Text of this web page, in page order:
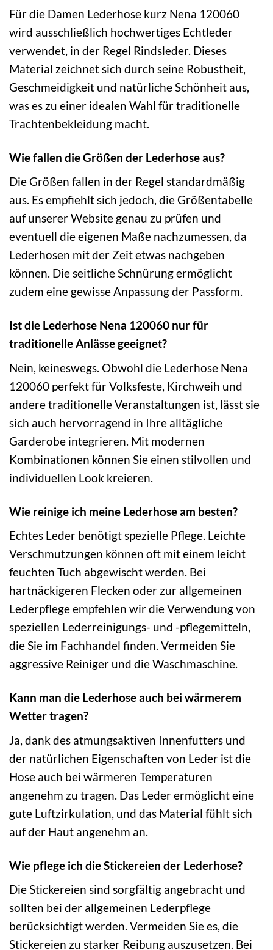
Für die Damen Lederhose kurz Nena 120060
wird ausschließlich hochwertiges Echtleder
verwendet, in der Regel Rindsleder. Dieses
Material zeichnet sich durch seine Robustheit,
Geschmeidigkeit und natürliche Schönheit aus,
was es zu einer idealen Wahl für traditionelle
Trachtenbekleidung macht.
Wie fallen die Größen der Lederhose aus?
Die Größen fallen in der Regel standardmäßig
aus. Es empfiehlt sich jedoch, die Größentabelle
auf unserer Website genau zu prüfen und
eventuell die eigenen Maße nachzumessen, da
Lederhosen mit der Zeit etwas nachgeben
können. Die seitliche Schnürung ermöglicht
zudem eine gewisse Anpassung der Passform.
Ist die Lederhose Nena 120060 nur für
traditionelle Anlässe geeignet?
Nein, keineswegs. Obwohl die Lederhose Nena
120060 perfekt für Volksfeste, Kirchweih und
andere traditionelle Veranstaltungen ist, lässt sie
sich auch hervorragend in Ihre alltägliche
Garderobe integrieren. Mit modernen
Kombinationen können Sie einen stilvollen und
individuellen Look kreieren.
Wie reinige ich meine Lederhose am besten?
Echtes Leder benötigt spezielle Pflege. Leichte
Verschmutzungen können oft mit einem leicht
feuchten Tuch abgewischt werden. Bei
hartnäckigeren Flecken oder zur allgemeinen
Lederpflege empfehlen wir die Verwendung von
speziellen Lederreinigungs- und -pflegemitteln,
die Sie im Fachhandel finden. Vermeiden Sie
aggressive Reiniger und die Waschmaschine.
Kann man die Lederhose auch bei wärmerem
Wetter tragen?
Ja, dank des atmungsaktiven Innenfutters und
der natürlichen Eigenschaften von Leder ist die
Hose auch bei wärmeren Temperaturen
angenehm zu tragen. Das Leder ermöglicht eine
gute Luftzirkulation, und das Material fühlt sich
auf der Haut angenehm an.
Wie pflege ich die Stickereien der Lederhose?
Die Stickereien sind sorgfältig angebracht und
sollten bei der allgemeinen Lederpflege
berücksichtigt werden. Vermeiden Sie es, die
Stickereien zu starker Reibung auszusetzen. Bei